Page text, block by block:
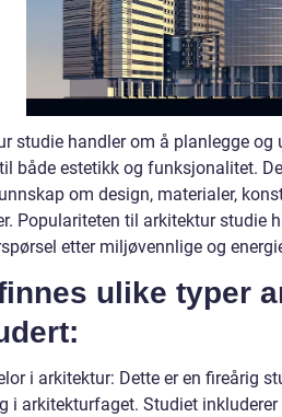
studie handler om å planlegge
både estetikk og funksjonalitet.
om design, materialer,
Populariteten til arkitektur studie
etter miljøvennlige og
ulike typer
i arkitektur: Dette er en fireårig
i arkitekturfaget. Studiet